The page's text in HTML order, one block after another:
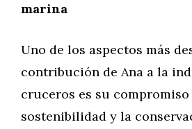
marina
Uno de los aspectos más
contribución de Ana a la
cruceros es su
sostenibilidad y la